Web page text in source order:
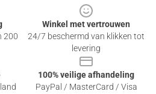
200
Winkel met vertrouwen
24/7 beschermd van klikken tot
levering
100% veilige afhandeling
PayPal / MasterCard / Visa